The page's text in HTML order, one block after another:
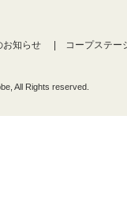
お知らせ コープステー
All Rights reserved.